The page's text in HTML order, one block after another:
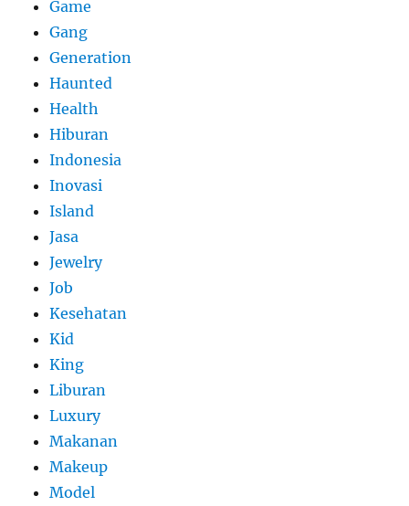
Game
Gang
Generation
Haunted
Health
Hiburan
Indonesia
Inovasi
Island
Jasa
Jewelry
Job
Kesehatan
Kid
King
Liburan
Luxury
Makanan
Makeup
Model